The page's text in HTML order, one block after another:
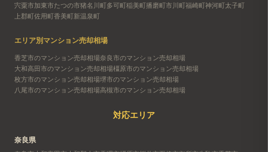
宍粟市加東市たつの市猪名川町多可町稲美町播磨町市川町福崎町神河町太子町
上郡町佐用町香美町新温泉町
エリア別マンション売却相場
香芝市のマンション売却相場奈良市のマンション売却相場
大和高田市のマンション売却相場橿原市のマンション売却相場
枚方市のマンション売却相場堺市のマンション売却相場
八尾市のマンション売却相場高槻市のマンション売却相場
対応エリア
奈良県